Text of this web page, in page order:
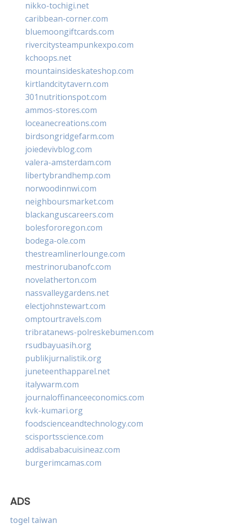
nikko-tochigi.net
caribbean-corner.com
bluemoongiftcards.com
rivercitysteampunkexpo.com
kchoops.net
mountainsideskateshop.com
kirtlandcitytavern.com
301nutritionspot.com
ammos-stores.com
loceanecreations.com
birdsongridgefarm.com
joiedevivblog.com
valera-amsterdam.com
libertybrandhemp.com
norwoodinnwi.com
neighboursmarket.com
blackanguscareers.com
bolesfororegon.com
bodega-ole.com
thestreamlinerlounge.com
mestrinorubanofc.com
novelatherton.com
nassvalleygardens.net
electjohnstewart.com
omptourtravels.com
tribratanews-polreskebumen.com
rsudbayuasih.org
publikjurnalistik.org
juneteenthapparel.net
italywarm.com
journaloffinanceeconomics.com
kvk-kumari.org
foodscienceandtechnology.com
scisportsscience.com
addisababacuisineaz.com
burgerimcamas.com
ADS
togel taiwan